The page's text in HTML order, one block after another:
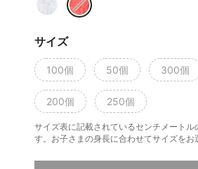
サイズ
100個 50個 300個
200個 250個
サイズ表に記載されているセンチメートル
す。お子さまの身長に合わせてサイズをお